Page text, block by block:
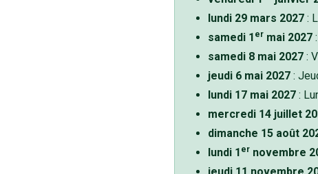
lundi 29 mars 2027:
samedi 1 ermai 2027:
samedi 8 mai 2027:
jeudi 6 mai 2027:
lundi 17 mai 2027:
mercredi 14 juillet
dimanche 15 août
lundi 1 ernovembre
jeudi 11 novembre